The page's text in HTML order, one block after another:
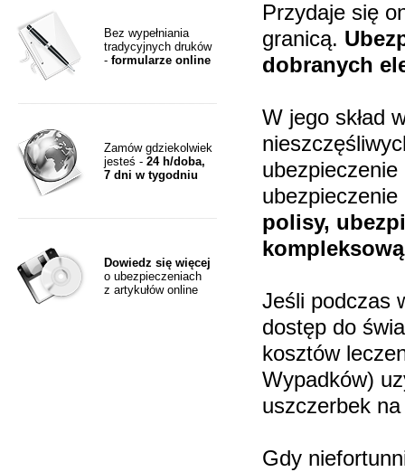
Bez wypełniania
tradycyjnych druków
- formularze online
Zamów gdziekolwiek
jesteś - 24 h/doba,
7 dni w tygodniu
Dowiedz się więcej
o ubezpieczeniach
z artykułów online
Przydaje się
granicą.
dobranych
W jego skład
polisy,
Jeśli podczas
dostęp do
kosztów
Wypadków)
uszczerbek
Gdy